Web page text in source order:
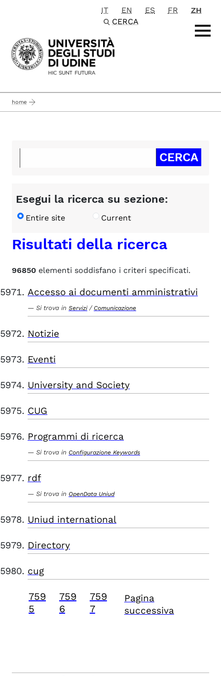
Passa al contenuto principale
IT EN ES FR
ZH
CERCA
home
Esegui la ricerca su sezione:
Entire site Current
Risultati della ricerca
96850 elementi soddisfano i criteri specificati.
Accesso ai documenti amministrativi
Si trova in Servizi / Comunicazione
Notizie
Eventi
University and Society
CUG
Programmi di ricerca
Si trova in Configurazione Keywords
rdf
Si trova in OpenData Uniud
Uniud international
Directory
cug
759
5
759
6
759
7
Pagina
successiva